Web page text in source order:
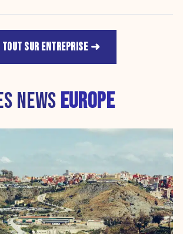
TOUT SUR ENTREPRISE
NEWS EUROPE